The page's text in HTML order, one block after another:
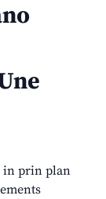
in prin plan